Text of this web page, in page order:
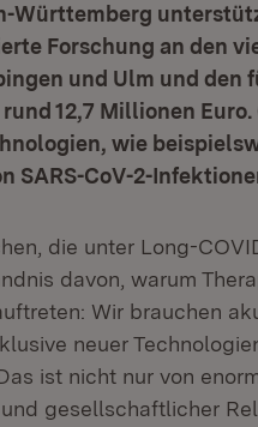
Württemberg
Forschung an den
und Ulm und
12,7 Millionen
wie
SARS-CoV-2-
die unter Long-
davon, warum
Wir brauchen
neuer
ist nicht nur von
gesellschaftlicher